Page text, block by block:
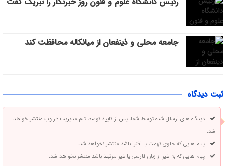
جامعه محلی و ذینفعان از میانکاله محافظت کند
ثبت دیدگاه
دیدگاه های ارسال شده توسط شما، پس از تایید توسط تیم مدیریت در وب منتشر خواهد
شد.
پیام هایی که حاوی تهمت یا افترا باشد منتشر نخواهد شد.
پیام هایی که به غیر از زبان فارسی یا غیر مرتبط باشد منتشر نخواهد شد.